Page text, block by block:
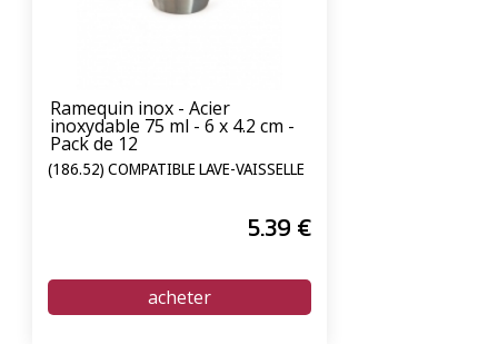
Ramequin inox - Acier
inoxydable 75 ml - 6 x 4.2 cm -
Pack de 12
(186.52) COMPATIBLE LAVE-VAISSELLE
5.39 €